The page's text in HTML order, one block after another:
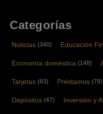
Categorías
Noticias (340) Educación
Economía doméstica (148)
Tarjetas (83) Préstamos (79)
Depósitos (47) Inversión y